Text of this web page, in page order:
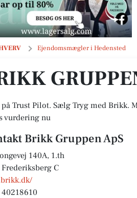
Ejendomsmægler i Hedensted
Brikk Gruppen ApS
på Trust Pilot. Sælg Tryg med Brikk.
vurdering nu
Brikk Gruppen ApS
140A, 1.th
Frederiksberg C
40218610